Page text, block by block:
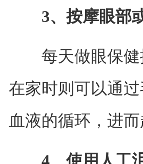
3、按摩眼部
每天做眼保健
在家时则可以通
血液的循环，进